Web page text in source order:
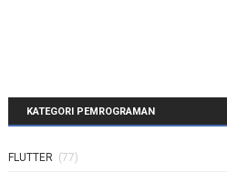
KATEGORI PEMROGRAMAN
FLUTTER (77)